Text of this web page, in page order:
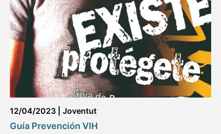
12/04/2023 Joventut
Guía Prevención VIH